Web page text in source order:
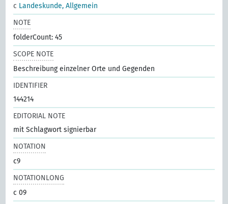
c Landeskunde, Allgemein
NOTE
folderCount: 45
SCOPE NOTE
Beschreibung einzelner Orte und Gegenden
IDENTIFIER
144214
EDITORIAL NOTE
mit Schlagwort signierbar
NOTATION
c9
NOTATIONLONG
c 09